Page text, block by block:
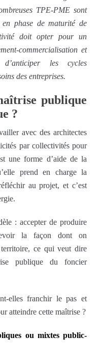
TPE-PME sont
phase de maturité de
doit opter pour un
commercialisation et
les cycles
des entreprises.
publique
?
avec des architectes
par collectivités pour
une forme d’aide de la
prend en charge la
au projet, et c’est
: accepter de produire
la façon dont on
ce qui veut dire
publique du foncier
elles franchir le pas et
atteindre cette maîtrise ?
ou mixtes public-